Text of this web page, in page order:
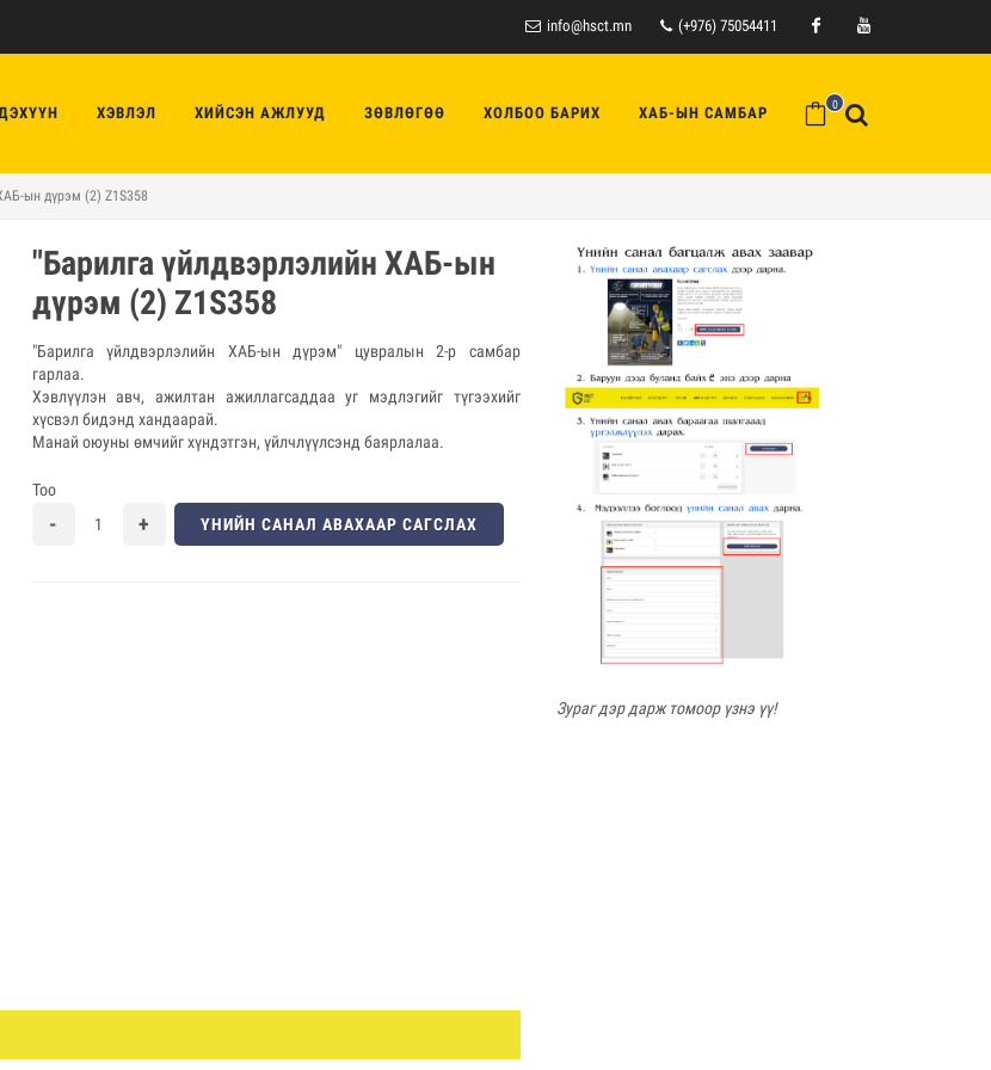
info@hsct.mn (+976) 75054411
ХЭВЛЭЛ ХИЙСЭН АЖЛУУД ЗӨВЛӨГӨӨ ХОЛБОО БАРИХ ХАБ-ЫН САМБАР 0
ын дүрэм (2) Z1S358
"Барилга үйлдвэрлэлийн ХАБ-ын
дүрэм (2) Z1S358
"Барилга үйлдвэрлэлийн ХАБ-ын дүрэм" цувралын 2-р самбар
гарлаа.
Хэвлүүлэн авч, ажилтан ажиллагсаддаа уг мэдлэгийг түгээхийг
хүсвэл бидэнд хандаарай.
Манай оюуны өмчийг хүндэтгэн, үйлчлүүлсэнд баярлалаа.
Тоо
ҮНИЙН САНАЛ АВАХААР САГСЛАХ
Зураг дэр дарж томоор үзнэ үү!